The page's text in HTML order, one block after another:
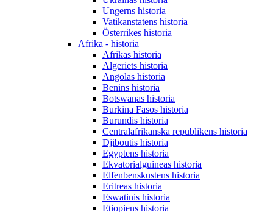
Ungerns historia
Vatikanstatens historia
Österrikes historia
Afrika - historia
Afrikas historia
Algeriets historia
Angolas historia
Benins historia
Botswanas historia
Burkina Fasos historia
Burundis historia
Centralafrikanska republikens historia
Djiboutis historia
Egyptens historia
Ekvatorialguineas historia
Elfenbenskustens historia
Eritreas historia
Eswatinis historia
Etiopiens historia